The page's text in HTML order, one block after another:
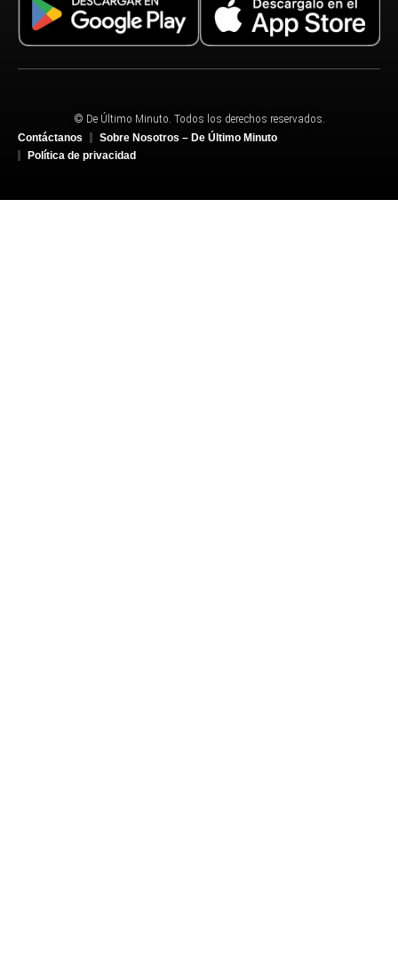
© De Último Minuto. Todos los derechos reservados.
Contáctanos
Sobre Nosotros – De Último Minuto
Política de privacidad